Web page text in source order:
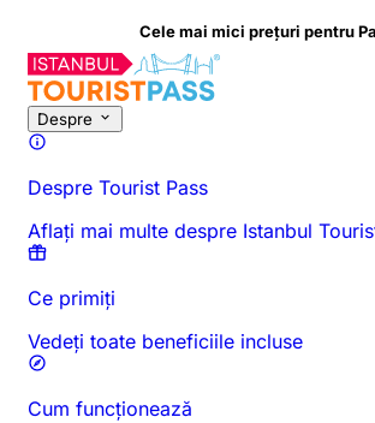
Cele mai mici prețuri pentru
Despre
Despre Tourist Pass
Aflați mai multe despre Istanbul
Ce primiți
Vedeți toate beneficiile incluse
Cum funcționează
Despre această activitate Prezentare